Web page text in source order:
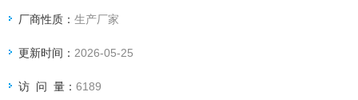
厂商性质：生产厂家
更新时间： 2026-05-25
访 问 量：6189